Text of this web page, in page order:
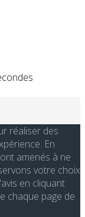
réaliser des
En
amenés à ne
votre choix
en cliquant
chaque page de